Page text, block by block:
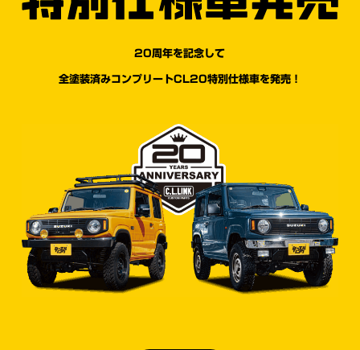
20周年を記念して
全塗装済みコンプリートCL20特別仕様車を発売！